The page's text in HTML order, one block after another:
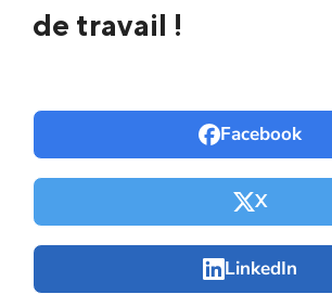
de travail !
Facebook
X
LinkedIn